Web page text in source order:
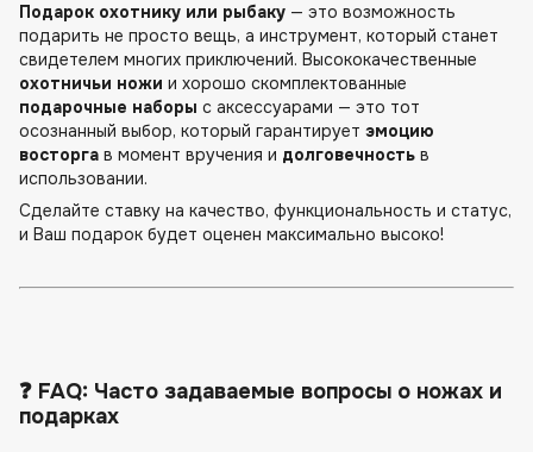
Подарок охотнику или рыбаку — это возможность
подарить не просто вещь, а инструмент, который станет
свидетелем многих приключений. Высококачественные
охотничьи ножи и хорошо скомплектованные
подарочные наборы с аксессуарами — это тот
осознанный выбор, который гарантирует эмоцию
восторга в момент вручения и долговечность в
использовании.
Сделайте ставку на качество, функциональность и статус,
и Ваш подарок будет оценен максимально высоко!
❓ FAQ: Часто задаваемые вопросы о ножах и
подарках